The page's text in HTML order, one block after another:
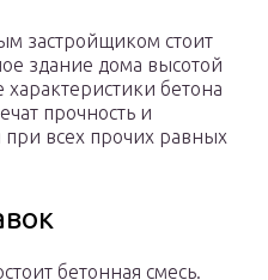
застройщиком стоит
здание дома высотой
характеристики бетона
прочность и
при всех прочих равных
бетонная смесь.